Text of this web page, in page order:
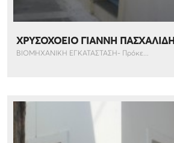
ΧΡΥΣΟΧΟΕΙΟ ΓΙΑΝΝΗ ΠΑΣΧΑΛΙΔΗ
ΒΙΟΜΗΧΑΝΙΚΗ ΕΓΚΑΤΑΣΤΑΣΗ- Πρόκε...